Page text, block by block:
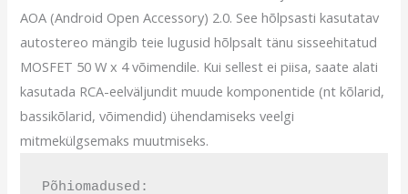
AOA (Android Open Accessory) 2.0. See hõlpsasti kasutatav
autostereo mängib teie lugusid hõlpsalt tänu sisseehitatud
MOSFET 50 W x 4 võimendile. Kui sellest ei piisa, saate alati
kasutada RCA-eelväljundit muude komponentide (nt kõlarid,
bassikõlarid, võimendid) ühendamiseks veelgi
mitmekülgsemaks muutmiseks.
Põhiomadused: